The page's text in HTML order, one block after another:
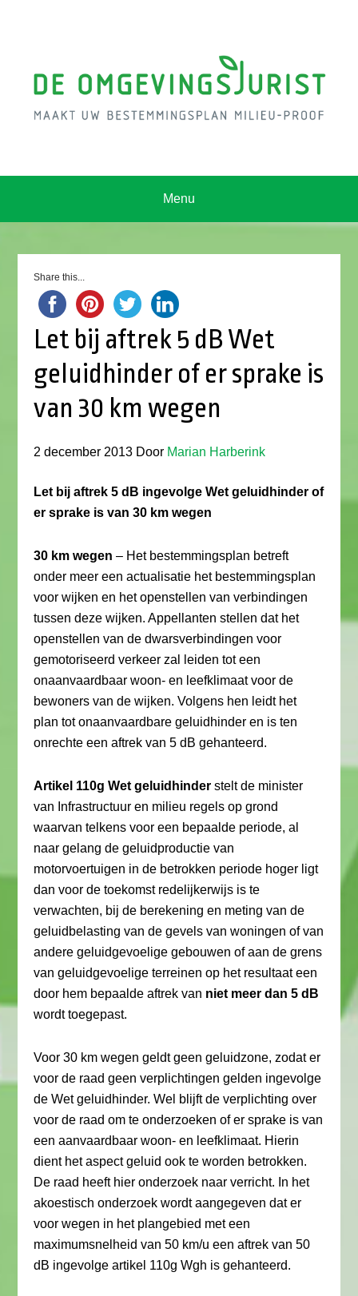
Menu
Share this...
Let bij aftrek 5 dB Wet
geluidhinder of er sprake is
van 30 km wegen
2 december 2013 Door Marian Harberink
Let bij aftrek 5 dB ingevolge Wet geluidhinder of
er sprake is van 30 km wegen
30 km wegen – Het bestemmingsplan betreft
onder meer een actualisatie het bestemmingsplan
voor wijken en het openstellen van verbindingen
tussen deze wijken. Appellanten stellen dat het
openstellen van de dwarsverbindingen voor
gemotoriseerd verkeer zal leiden tot een
onaanvaardbaar woon- en leefklimaat voor de
bewoners van de wijken. Volgens hen leidt het
plan tot onaanvaardbare geluidhinder en is ten
onrechte een aftrek van 5 dB gehanteerd.
Artikel 110g Wet geluidhinder stelt de minister
van Infrastructuur en milieu regels op grond
waarvan telkens voor een bepaalde periode, al
naar gelang de geluidproductie van
motorvoertuigen in de betrokken periode hoger ligt
dan voor de toekomst redelijkerwijs is te
verwachten, bij de berekening en meting van de
geluidbelasting van de gevels van woningen of van
andere geluidgevoelige gebouwen of aan de grens
van geluidgevoelige terreinen op het resultaat een
door hem bepaalde aftrek van niet meer dan 5 dB
wordt toegepast.
Voor 30 km wegen geldt geen geluidzone, zodat er
voor de raad geen verplichtingen gelden ingevolge
de Wet geluidhinder. Wel blijft de verplichting over
voor de raad om te onderzoeken of er sprake is van
een aanvaardbaar woon- en leefklimaat. Hierin
dient het aspect geluid ook te worden betrokken.
De raad heeft hier onderzoek naar verricht. In het
akoestisch onderzoek wordt aangegeven dat er
voor wegen in het plangebied met een
maximumsnelheid van 50 km/u een aftrek van 50
dB ingevolge artikel 110g Wgh is gehanteerd.